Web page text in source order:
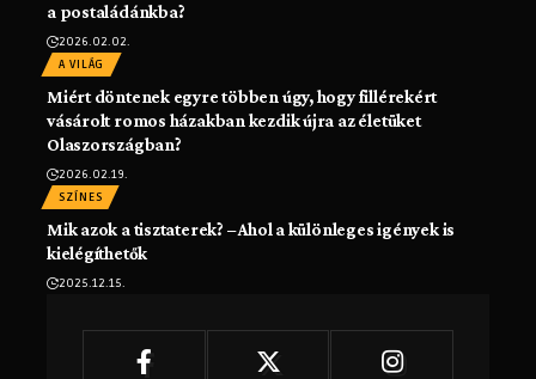
a postaládánkba?
2026.02.02.
A VILÁG
Miért döntenek egyre többen úgy, hogy fillérekért
vásárolt romos házakban kezdik újra az életüket
Olaszországban?
2026.02.19.
SZÍNES
Mik azok a tisztaterek? – Ahol a különleges igények is
kielégíthetők
2025.12.15.